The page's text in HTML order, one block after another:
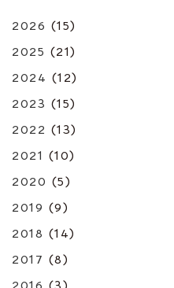
2026 (15)
2025 (21)
2024 (12)
2023 (15)
2022 (13)
2021 (10)
2020 (5)
2019 (9)
2018 (14)
2017 (8)